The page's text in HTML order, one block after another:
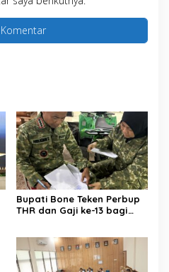
Bupati Bone Teken Perbup
THR dan Gaji ke-13 bagi